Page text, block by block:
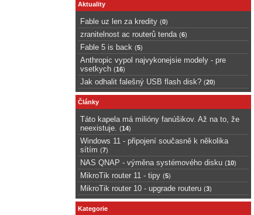
Aktuality
Fable uz len za kredity (0)
zranitelnost ac routerů tenda (6)
Fable 5 is back (5)
Anthropic vypol najvykonejsie modely - pre
vsetkych (16)
Jak odhalit falešný USB flash disk? (20)
Články
Táto kapela má milióny fanúšikov. Až na to, že
neexistuje.
(14)
Windows 11 - připojení současně k několika
sítím (7)
NAS QNAP - výměna systémového disku (10)
MikroTik router 11 - tipy (5)
MikroTik router 10 - upgrade routeru (3)
Kategorie